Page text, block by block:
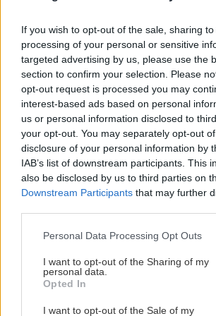
If you wish to opt-out of the sale, sharing
processing of your personal or sensitive
targeted advertising by us, please use the
section to confirm your selection. Please
opt-out request is processed you may
interest-based ads based on personal
us or personal information disclosed to
your opt-out. You may separately opt-out
disclosure of your personal information by
IAB’s list of downstream participants. This
also be disclosed by us to third parties on
Downstream Participants that may further
Personal Data Processing Opt Outs
I want to opt-out of the Sharing of my
personal data.
Opted In
I want to opt-out of the Sale of my
η Δημοτική Επιτροπή
ΚΟΣΜΟΣ
ΗΠΑ: 29χρονη βρέθηκε
δέντρο – Ξύπνησαν μνήμες από
ΕΛΛΑΔΑ
Συνελήφθη στο «Ελ. Βενιζέλος»
καταζητούμενος από τις γαλλικές
ΚΟΣΜΟΣ
μέτρων στον καταρράκτη Πλίβα
Όλες οι ειδήσεις
ΠΕΡΙΣΣΟΤΕΡΑ